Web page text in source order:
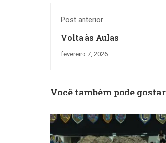
Post anterior
Volta às Aulas
fevereiro 7, 2026
Você também pode gostar